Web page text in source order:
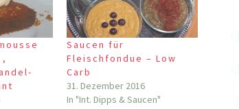
Saucen für
Fleischfondue – Low
Carb
31. Dezember 2016
In "Int. Dipps & Saucen"